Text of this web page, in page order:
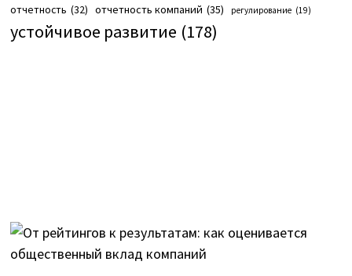
отчетность (32) отчетность компаний (35) регулирование (19)
устойчивое развитие (178)